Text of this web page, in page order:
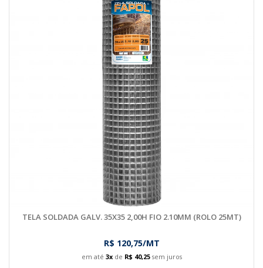
TELA SOLDADA GALV. 35X35 2,00H FIO 2.10MM (ROLO 25MT)
R$ 120,75/MT
em até 3xde R$ 40,25sem juros